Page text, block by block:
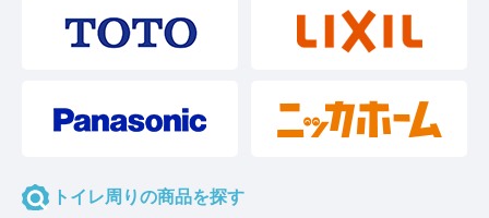
トイレ周りの商品を探す